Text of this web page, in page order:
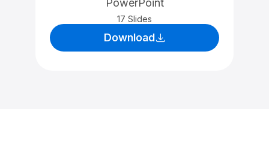
PowerPoint
17 Slides
Download